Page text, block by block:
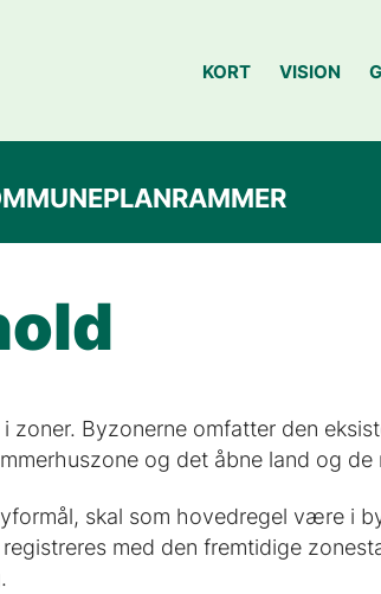
KORT VISION
zoner. Byzonerne omfatter den
og det åbne land og
skal som hovedregel være i
med den fremtidige